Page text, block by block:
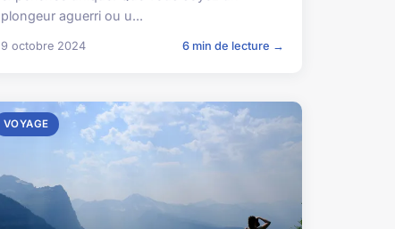
plongeur aguerri ou u...
9 octobre 2024 6 min de lecture →
VOYAGE